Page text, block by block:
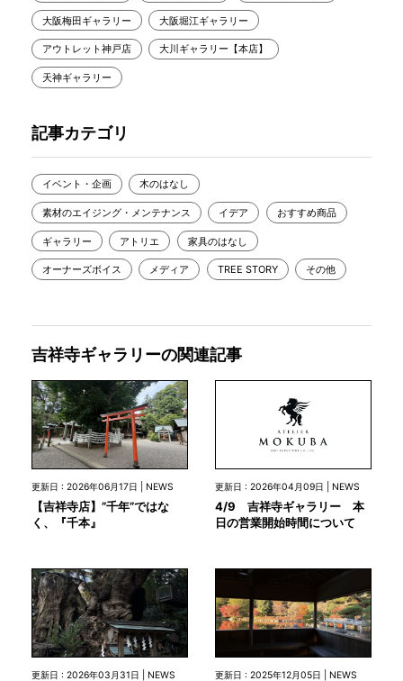
大阪梅田ギャラリー 大阪堀江ギャラリー
アウトレット神戸店 大川ギャラリー【本店】
天神ギャラリー
記事カテゴリ
イベント・企画 木のはなし
素材のエイジング・メンテナンス イデア おすすめ商品
ギャラリー アトリエ 家具のはなし
オーナーズボイス メディア TREE STORY その他
吉祥寺ギャラリーの関連記事
更新日 : 2026年06月17日 | NEWS
【吉祥寺店】”千年”ではな
く、『千本』
更新日 : 2026年04月09日 | NEWS
4/9 吉祥寺ギャラリー 本
日の営業開始時間について
更新日 : 2026年03月31日 | NEWS 更新日 : 2025年12月05日 | NEWS